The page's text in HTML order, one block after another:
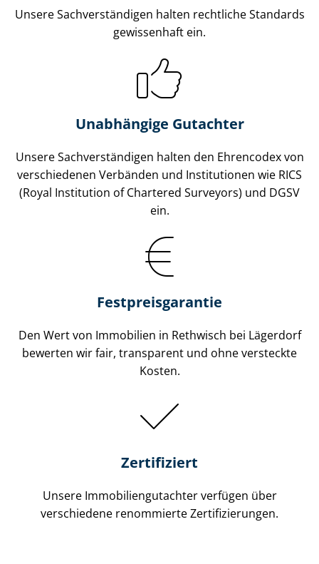
Unsere Sach­ver­stän­di­gen halten rechtliche Standards
gewissenhaft ein.
Unabhängige Gutachter
Unsere Sach­ver­stän­di­gen halten den Ehrencodex von
verschiedenen Verbänden und Institutionen wie RICS
(Royal Institution of Chartered Surveyors) und DGSV
ein.
Festpreis​garantie
Den Wert von Immobilien in Rethwisch bei Lägerdorf
bewerten wir fair, transparent und ohne versteckte
Kosten.
Zertifiziert
Unsere Immobilien­gutachter verfügen über
verschiedene renommierte Zer­ti­fi­zie­run­gen.